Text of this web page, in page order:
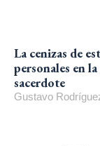
La cenizas de
personales en
sacerdote
Gustavo